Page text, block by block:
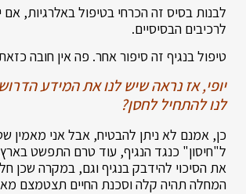
לבנות בסיס זה הכרחי בטיפול באלרגיות, אם
לרכיבים הבסיסיים.
טיפול בנגיף זה סיפור אחר. פה אין חובה
יופי, אז נראה שיש לנו את המידע
לנו להתחיל לחסן?
כן, אמנם לא ניתן להבטיח, אבל אני מאמין
ל"חיסון" כנגד הנגיף, עוד טרם התפשט
את הסיכוי להידבק בנגיף וגם, במקרה שכן
המחלה תהיה קלה וסכנת החיים תצטמצם